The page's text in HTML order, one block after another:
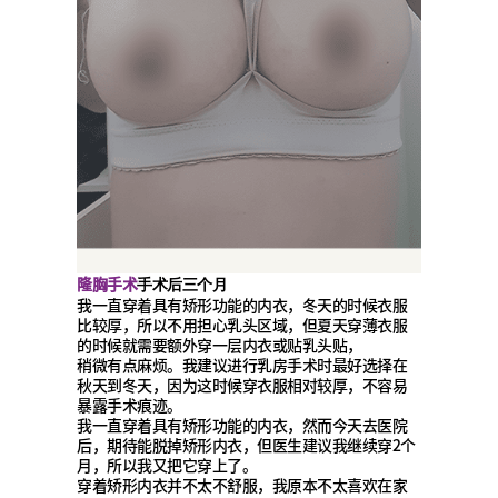
隆胸手术手术后三个月
我一直穿着具有矫形功能的内衣，冬天的时候衣服
比较厚，所以不用担心乳头区域，但夏天穿薄衣服
的时候就需要额外穿一层内衣或贴乳头贴，
稍微有点麻烦。我建议进行乳房手术时最好选择在
秋天到冬天，因为这时候穿衣服相对较厚，不容易
暴露手术痕迹。
我一直穿着具有矫形功能的内衣，然而今天去医院
后，期待能脱掉矫形内衣，但医生建议我继续穿2个
月，所以我又把它穿上了。
穿着矫形内衣并不太不舒服，我原本不太喜欢在家